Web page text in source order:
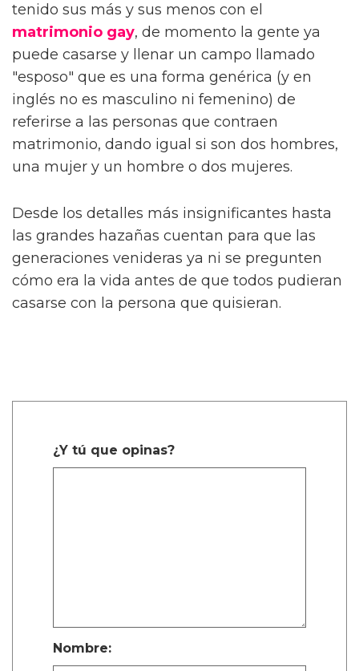
tenido sus más y sus menos con el
matrimonio gay, de momento la gente ya
puede casarse y llenar un campo llamado
"esposo" que es una forma genérica (y en
inglés no es masculino ni femenino) de
referirse a las personas que contraen
matrimonio, dando igual si son dos hombres,
una mujer y un hombre o dos mujeres.
Desde los detalles más insignificantes hasta
las grandes hazañas cuentan para que las
generaciones venideras ya ni se pregunten
cómo era la vida antes de que todos pudieran
casarse con la persona que quisieran.
¿Y tú que opinas?
Nombre: